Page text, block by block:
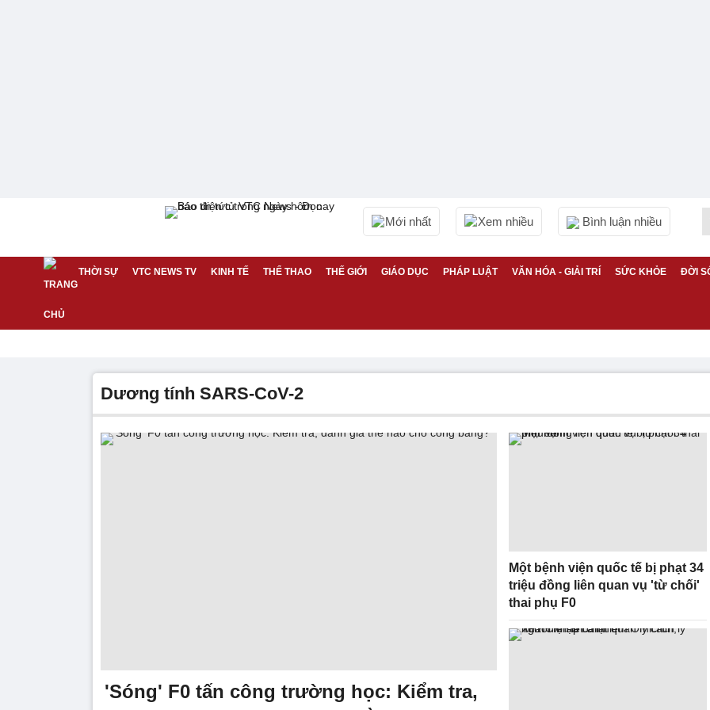
Mới nhất Xem nhiều Bình luận nhiều
THỜI SỰ VTC NEWS TV KINH TẾ THỂ THAO THẾ GIỚI GIÁO DỤC PHÁP LUẬT VĂN HÓA - GIẢI TRÍ SỨC KHỎE ĐỜI
dương tính SARS-CoV-2
'Sóng' F0 tấn công trường học: Kiểm tra,
Một bệnh viện quốc tế bị phạt 34
triệu đồng liên quan vụ 'từ chối'
thai phụ F0